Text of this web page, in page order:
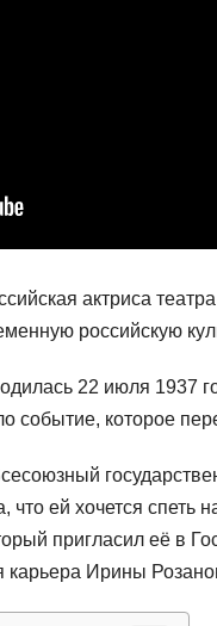
актриса
российскую
22 июля 1937
событие, которое
что ей хочется
пригласил её в
карьера Ирины